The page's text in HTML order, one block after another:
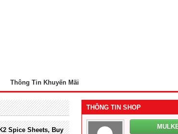
Thông Tin Khuyến Mãi
Spice Sheets, Buy
THÔNG TIN SHOP